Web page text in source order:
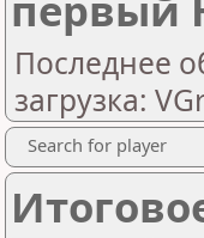
Последнее
загрузка:
Search for player